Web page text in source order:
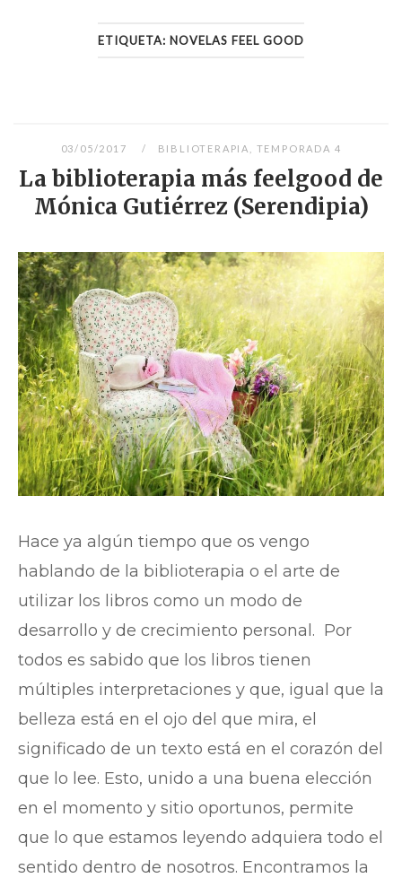
ETIQUETA: NOVELAS FEEL GOOD
03/05/2017 BIBLIOTERAPIA TEMPORADA 4
La biblioterapia más feelgood de
Mónica Gutiérrez (Serendipia)
Hace ya algún tiempo que os vengo
hablando de la biblioterapia o el arte de
utilizar los libros como un modo de
desarrollo y de crecimiento personal. Por
todos es sabido que los libros tienen
múltiples interpretaciones y que, igual que la
belleza está en el ojo del que mira, el
significado de un texto está en el corazón del
que lo lee. Esto, unido a una buena elección
en el momento y sitio oportunos, permite
que lo que estamos leyendo adquiera todo el
sentido dentro de nosotros. Encontramos la